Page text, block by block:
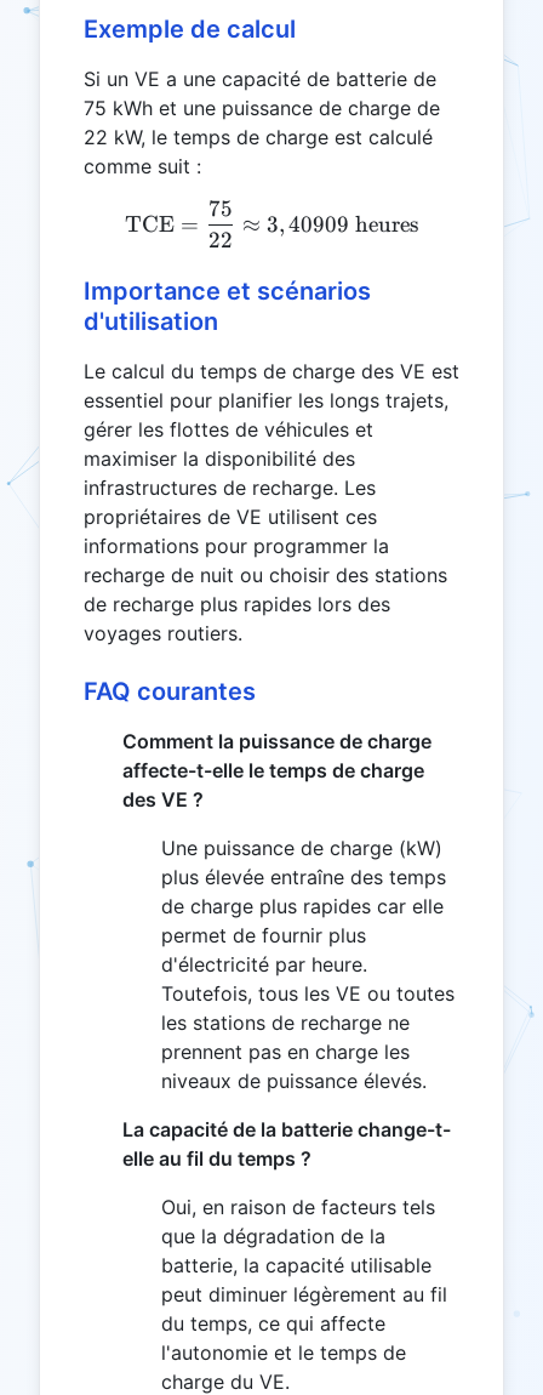
Exemple de calcul
Si un VE a une capacité de batterie de
75 kWh et une puissance de charge de
22 kW, le temps de charge est calculé
comme suit :
\text{TCE} =
TCE =
22
75
≈ 3,40909 heures
Importance et scénarios
d'utilisation
Le calcul du temps de charge des VE est
essentiel pour planifier les longs trajets,
gérer les flottes de véhicules et
maximiser la disponibilité des
infrastructures de recharge. Les
propriétaires de VE utilisent ces
informations pour programmer la
recharge de nuit ou choisir des stations
de recharge plus rapides lors des
voyages routiers.
FAQ courantes
Comment la puissance de charge
affecte-t-elle le temps de charge
des VE ?
Une puissance de charge (kW)
plus élevée entraîne des temps
de charge plus rapides car elle
permet de fournir plus
d'électricité par heure.
Toutefois, tous les VE ou toutes
les stations de recharge ne
prennent pas en charge les
niveaux de puissance élevés.
La capacité de la batterie change-t-
elle au fil du temps ?
Oui, en raison de facteurs tels
que la dégradation de la
batterie, la capacité utilisable
peut diminuer légèrement au fil
du temps, ce qui affecte
l'autonomie et le temps de
charge du VE.